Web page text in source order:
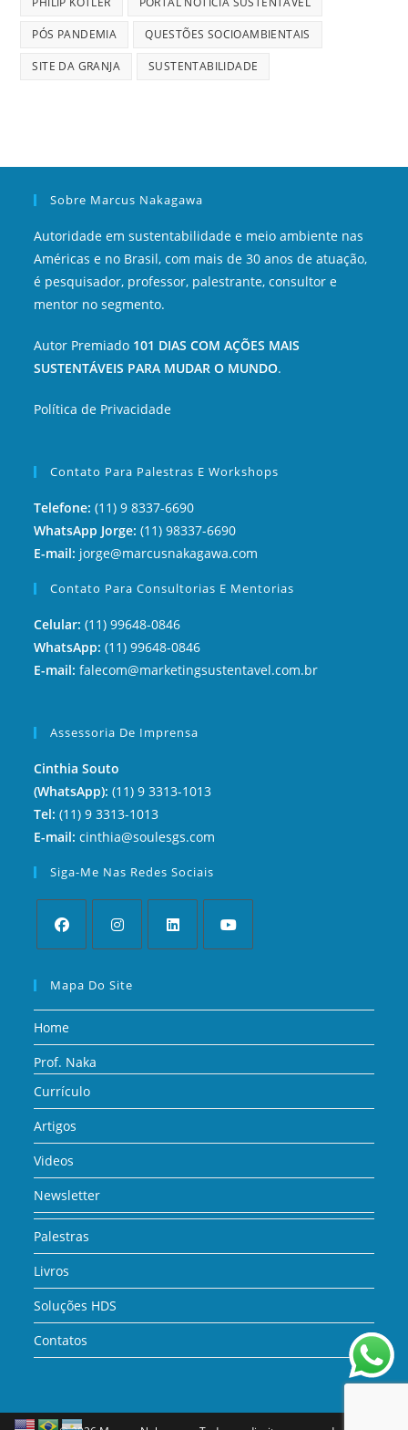
PÓS PANDEMIA QUESTÕES SOCIOAMBIENTAIS
SITE DA GRANJA SUSTENTABILIDADE
Sobre Marcus Nakagawa
Autoridade em sustentabilidade e meio ambiente nas
Américas e no Brasil, com mais de 30 anos de atuação,
é pesquisador, professor, palestrante, consultor e
mentor no segmento.
Autor Premiado 101 DIAS COM AÇÕES MAIS
SUSTENTÁVEIS PARA MUDAR O MUNDO.
Política de Privacidade
Contato Para Palestras E Workshops
Telefone: (11) 9 8337-6690
WhatsApp Jorge: (11) 98337-6690
E-mail: jorge@marcusnakagawa.com
Contato Para Consultorias E Mentorias
Celular: (11) 99648-0846
WhatsApp: (11) 99648-0846
E-mail: falecom@marketingsustentavel.com.br
Assessoria De Imprensa
Cinthia Souto
(WhatsApp):(11) 9 3313-1013
Tel:(11) 9 3313-1013
E-mail: cinthia@soulesgs.com
Siga-Me Nas Redes Sociais
Mapa Do Site
Home
Prof. Naka
Currículo
Artigos
Videos
Newsletter
Palestras
Livros
Soluções HDS
Contatos